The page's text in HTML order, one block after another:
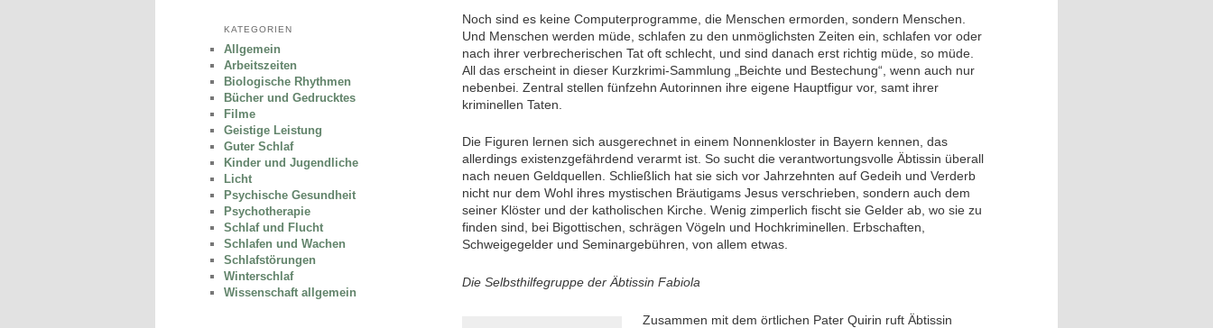
Noch sind es keine Computerprogramme, die Menschen ermorden, sondern Menschen.
Und Menschen werden müde, schlafen zu den unmöglichsten Zeiten ein, schlafen vor oder
nach ihrer verbrecherischen Tat oft schlecht, und sind danach erst richtig müde, so müde.
All das erscheint in dieser Kurzkrimi-Sammlung „Beichte und Bestechung“, wenn auch nur
nebenbei. Zentral stellen fünfzehn Autorinnen ihre eigene Hauptfigur vor, samt ihrer
kriminellen Taten.
Die Figuren lernen sich ausgerechnet in einem Nonnenkloster in Bayern kennen, das
allerdings existenzgefährdend verarmt ist. So sucht die verantwortungsvolle Äbtissin überall
nach neuen Geldquellen. Schließlich hat sie sich vor Jahrzehnten auf Gedeih und Verderb
nicht nur dem Wohl ihres mystischen Bräutigams Jesus verschrieben, sondern auch dem
seiner Klöster und der katholischen Kirche. Wenig zimperlich fischt sie Gelder ab, wo sie zu
finden sind, bei Bigottischen, schrägen Vögeln und Hochkriminellen. Erbschaften,
Schweigegelder und Seminargebühren, von allem etwas.
Die Selbsthilfegruppe der Äbtissin Fabiola
Zusammen mit dem örtlichen Pater Quirin ruft Äbtissin
KATEGORIEN
Allgemein
Arbeitszeiten
Biologische Rhythmen
Bücher und Gedrucktes
Filme
Geistige Leistung
Guter Schlaf
Kinder und Jugendliche
Licht
Psychische Gesundheit
Psychotherapie
Schlaf und Flucht
Schlafen und Wachen
Schlafstörungen
Winterschlaf
Wissenschaft allgemein